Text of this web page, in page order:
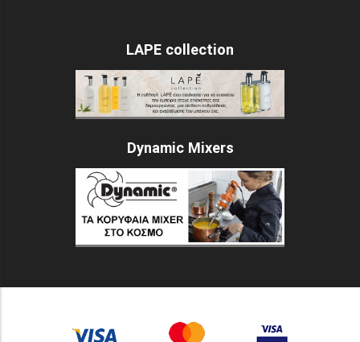
LAPE collection
Dynamic Mixers